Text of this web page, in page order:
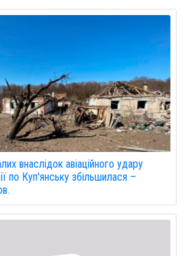
внаслідок авіаційного удару
по Куп'янську збільшилася –